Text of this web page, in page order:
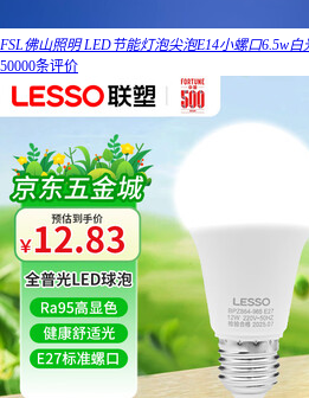
FSL佛山照明 LED节能灯泡尖泡E14小螺口6.5w
50000条评价